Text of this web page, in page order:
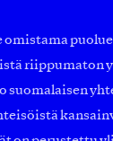
omistama
riippumaton
suomalaisen